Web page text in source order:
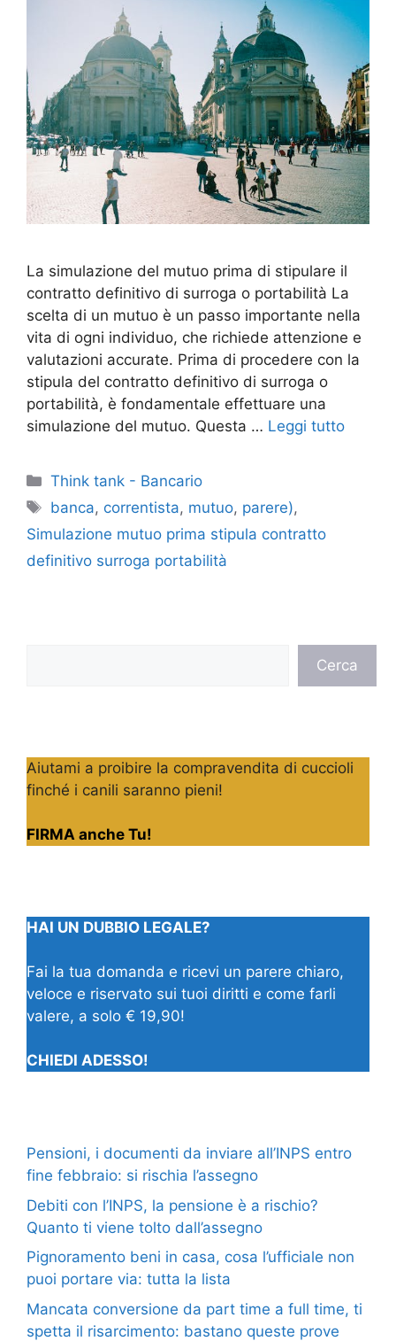
La simulazione del mutuo prima di stipulare il
contratto definitivo di surroga o portabilità La
scelta di un mutuo è un passo importante nella
vita di ogni individuo, che richiede attenzione e
valutazioni accurate. Prima di procedere con la
stipula del contratto definitivo di surroga o
portabilità, è fondamentale effettuare una
simulazione del mutuo. Questa … Leggi tutto
Categorie
Think tank - Bancario
Tag
banca, correntista, mutuo, parere),
Simulazione mutuo prima stipula contratto
definitivo surroga portabilità
Cerca
Aiutami a proibire la compravendita di cuccioli
finché i canili saranno pieni!
FIRMA anche Tu!
HAI UN DUBBIO LEGALE?
Fai la tua domanda e ricevi un parere chiaro,
veloce e riservato sui tuoi diritti e come farli
valere, a solo € 19,90!
CHIEDI ADESSO!
Pensioni, i documenti da inviare all’INPS entro
fine febbraio: si rischia l’assegno
Debiti con l’INPS, la pensione è a rischio?
Quanto ti viene tolto dall’assegno
Pignoramento beni in casa, cosa l’ufficiale non
puoi portare via: tutta la lista
Mancata conversione da part time a full time, ti
spetta il risarcimento: bastano queste prove